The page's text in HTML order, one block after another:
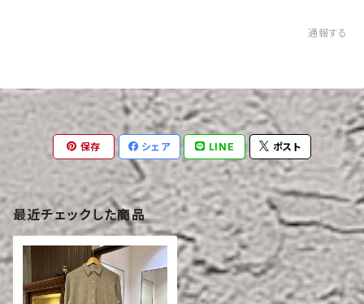
通報する
保存 シェア LINE ポスト
最近チェックした商品